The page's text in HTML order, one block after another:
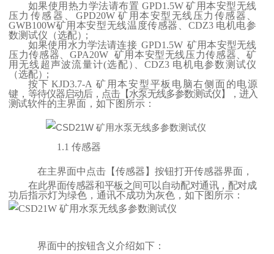
如果使用热力学法请布置 GPD1.5W 矿用本安型无线
压力传感器、 GPD20W 矿用本安型无线压力传感器、
GWB100W矿用本安型无线温度传感器、 CDZ3 电机电参
数测试仪 （选配） ；
如果使用水力学法请连接 GPD1.5W 矿用本安型无线
压力传感器、 GPA20W 矿用本安型无线压力传感器、矿
用无线超声波流量计(选配） 、CDZ3 电机电参数测试仪
（选配） ；
按下 KJD3.7-A 矿用本安型平板电脑右侧面的电源
键， 等待仪器启动后，点击【水泵无线多参数测试仪】，进入
测试软件的主界面，如下图所示：
1.1 传感器
在主界面中点击【传感器】按钮打开传感器界面，
在此界面传感器和平板之间可以自动配对通讯，配对成
功后指示灯为绿色，通讯不成功为灰色，如下图所示：
界面中的按钮含义介绍如下：